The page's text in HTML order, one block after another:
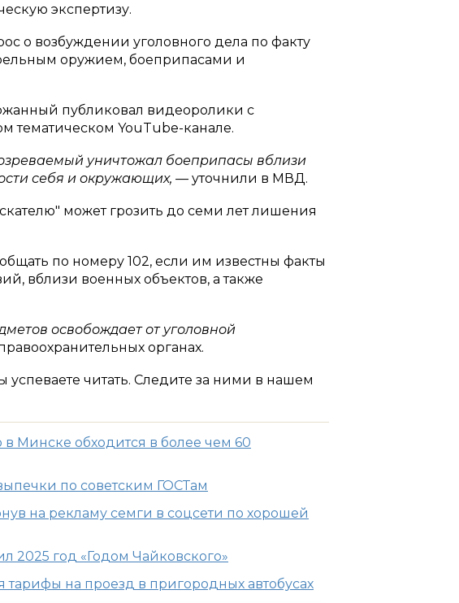
экспертизу.
о возбуждении уголовного дела по факту
оружием, боеприпасами и
публиковал видеоролики с
тематическом YouTube-канале.
уничтожал боеприпасы вблизи
себя и окружающих, — уточнили в МВД.
может грозить до семи лет лишения
по номеру 102, если им известны факты
вблизи военных объектов, а также
освобождает от уголовной
органах.
успеваете читать. Следите за ними в нашем
в Минске обходится в более чем 60
по советским ГОСТам
на рекламу семги в соцсети по хорошей
2025 год «Годом Чайковского»
на проезд в пригородных автобусах